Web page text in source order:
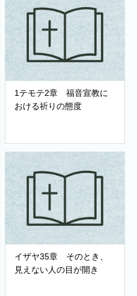
1テモテ2章 福音宣教に
おける祈りの態度
イザヤ35章 そのとき、
見えない人の目が開き